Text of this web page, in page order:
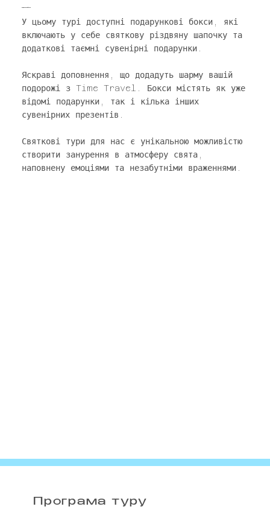
У цьому турі доступні подарункові бокси, які
включають у себе святкову різдвяну шапочку та
додаткові таємні сувенірні подарунки.
Яскраві доповнення, що додадуть шарму вашій
подорожі з Time Travel. Бокси містять як уже
відомі подарунки, так і кілька інших
сувенірних презентів.
Святкові тури для нас є унікальною можливістю
створити занурення в атмосферу свята,
наповнену емоціями та незабутніми враженнями.
Програма туру